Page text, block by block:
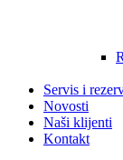
Servis i
Novosti
Naši klijenti
Kontakt